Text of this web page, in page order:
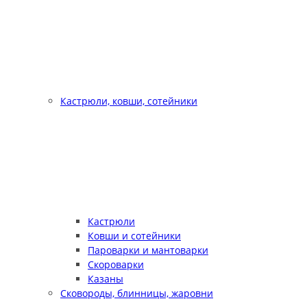
Кастрюли, ковши, сотейники
Кастрюли
Ковши и сотейники
Пароварки и мантоварки
Скороварки
Казаны
Сковороды, блинницы, жаровни